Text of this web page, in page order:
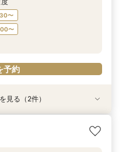
約
約
〜
〜
予約
会】専用の貸切別邸OPEN&
気NO,1◆豪華国産「しあ
付◆
見る（2件）